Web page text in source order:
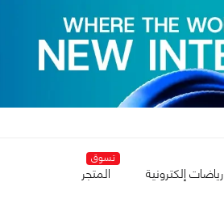
رياضات إلكترونية
تسوق
المتجر